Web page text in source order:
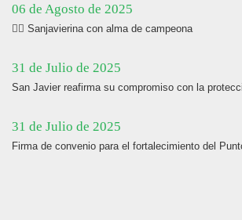
06 de Agosto de 2025
🏋️‍♀️ Sanjavierina con alma de campeona
31 de Julio de 2025
San Javier reafirma su compromiso con la
31 de Julio de 2025
Firma de convenio para el fortalecimiento del